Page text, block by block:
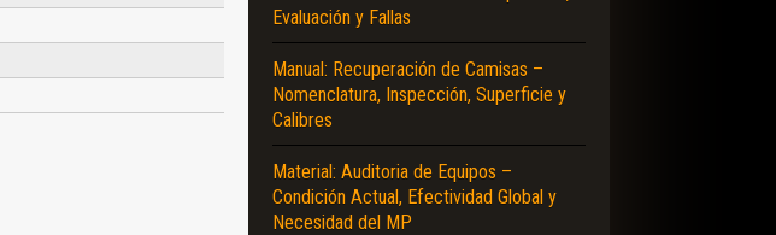
Evaluación y Fallas
Manual: Recuperación de Camisas –
Nomenclatura, Inspección, Superficie y
Calibres
Material: Auditoria de Equipos –
Condición Actual, Efectividad Global y
Necesidad del MP